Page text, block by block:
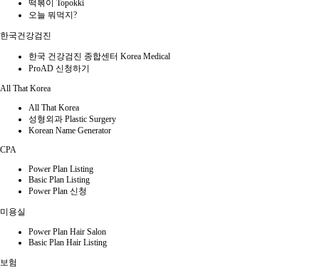
떡볶이 Topokki
오늘 뭐먹지?
한국건강검진
한국 건강검진 종합센터 Korea Medical
ProAD 신청하기
All That Korea
All That Korea
성형외과 Plastic Surgery
Korean Name Generator
CPA
Power Plan Listing
Basic Plan Listing
Power Plan 신청
미용실
Power Plan Hair Salon
Basic Plan Hair Listing
보험